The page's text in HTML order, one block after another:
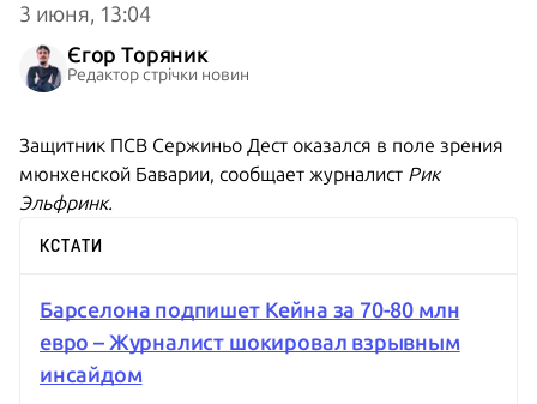
3 июня, 13:04
Єгор Торяник
Редактор стрічки новин
Защитник ПСВ Сержиньо Дест оказался в поле зрения
мюнхенской Баварии, сообщает журналист Рик
Эльфринк.
КСТАТИ
Барселона подпишет Кейна за 70-80 млн
евро – Журналист шокировал взрывным
инсайдом